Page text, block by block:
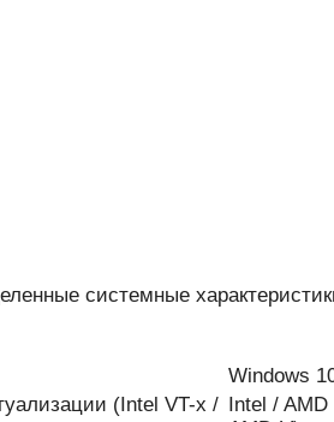
системные
Windows
(Intel VT-x / Intel /